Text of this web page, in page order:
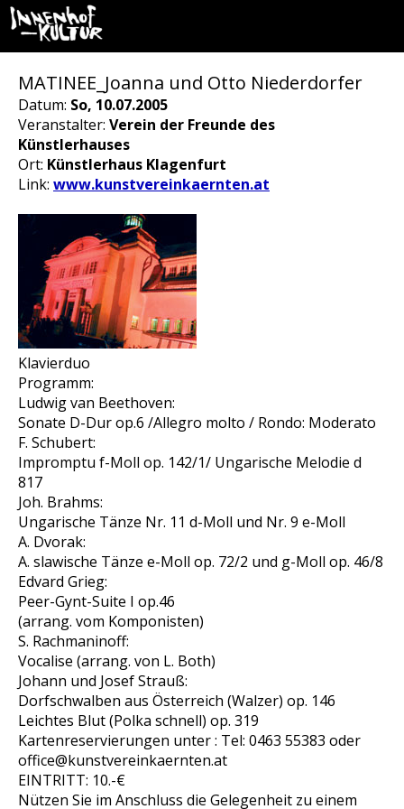
MATINEE_Joanna und Otto Niederdorfer
Datum: So, 10.07.2005
Veranstalter: Verein der Freunde des
Künstlerhauses
Ort: Künstlerhaus Klagenfurt
Link: www.kunstvereinkaernten.at
Klavierduo
Programm:
Ludwig van Beethoven:
Sonate D-Dur op.6 /Allegro molto / Rondo: Moderato
F. Schubert:
Impromptu f-Moll op. 142/1/ Ungarische Melodie d
817
Joh. Brahms:
Ungarische Tänze Nr. 11 d-Moll und Nr. 9 e-Moll
A. Dvorak:
A. slawische Tänze e-Moll op. 72/2 und g-Moll op. 46/8
Edvard Grieg:
Peer-Gynt-Suite I op.46
(arrang. vom Komponisten)
S. Rachmaninoff:
Vocalise (arrang. von L. Both)
Johann und Josef Strauß:
Dorfschwalben aus Österreich (Walzer) op. 146
Leichtes Blut (Polka schnell) op. 319
Kartenreservierungen unter : Tel: 0463 55383 oder
office@kunstvereinkaernten.at
EINTRITT: 10.-€
Nützen Sie im Anschluss die Gelegenheit zu einem